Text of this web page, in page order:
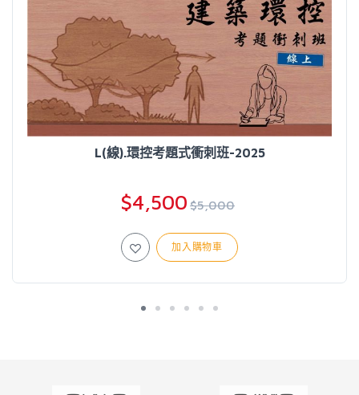
L(線).環控考題式衝刺班-2025
$4,500 $5,000
加入購物車